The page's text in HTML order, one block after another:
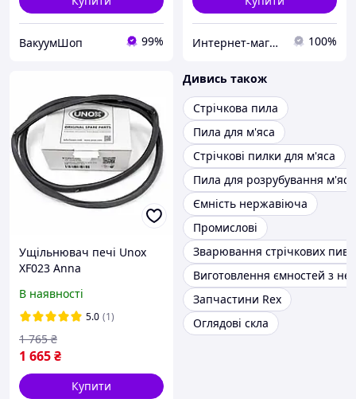
ВакуумШоп 99% Интернет-магазин "Мир Всего" 100%
Ущільнювач печі Unox
XF023 Anna
(Італія)
В наявності
5.0 (1)
1 665₴
1 765 ₴
Купити
Дивись також
Стрічкова пила
Пила для м'яса
Стрічкові пилки для м'яса
Пила для розрубування м'яса
Ємність нержавіюча
Промислові
Зварювання стрічкових пив
Виготовлення ємностей з
Запчастини Rex
Оглядові скла